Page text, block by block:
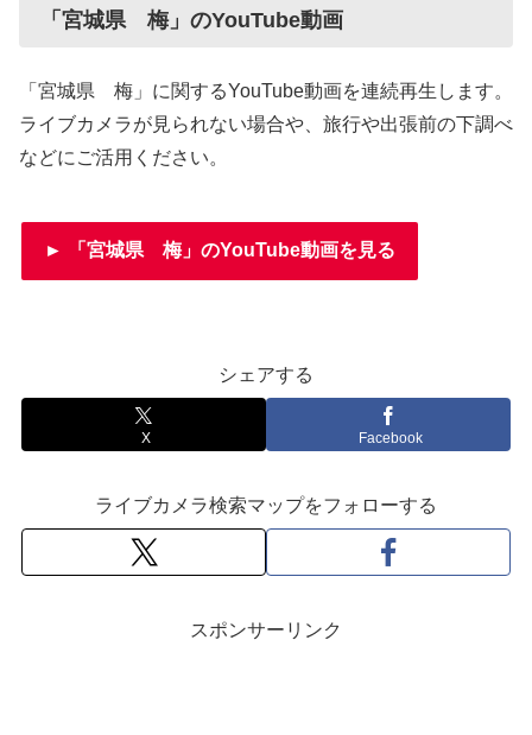
「宮城県 梅」のYouTube動画
「宮城県 梅」に関するYouTube動画を連続再生します。
ライブカメラが見られない場合や、旅行や出張前の下調べ
などにご活用ください。
► 「宮城県 梅」のYouTube動画を見る
シェアする
X Facebook
ライブカメラ検索マップをフォローする
スポンサーリンク